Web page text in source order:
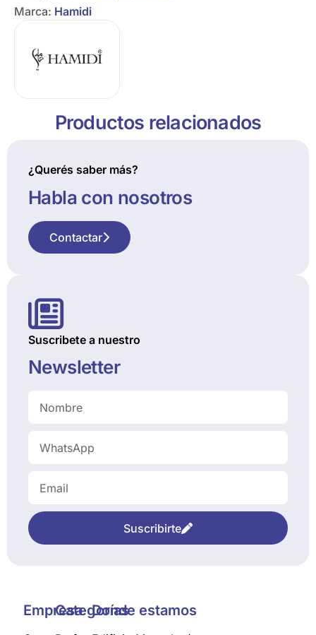
Marca: Hamidi
Productos relacionados
¿Querés saber más?
Habla con nosotros
Contactar
Suscribete a nuestro
Newsletter
Suscribirte
EmpresaCategoríasDonde estamos